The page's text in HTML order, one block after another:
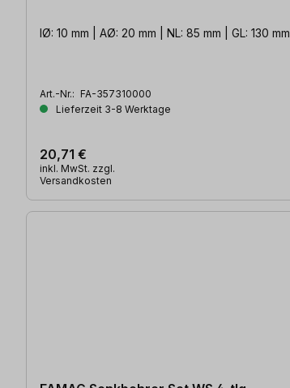
IØ: 10 mm | AØ: 20 mm | NL: 85 mm | GL: 130 mm
Art.-Nr.: FA-357310000
Lieferzeit 3-8 Werktage
20,71 €
inkl. MwSt. zzgl.
Versandkosten